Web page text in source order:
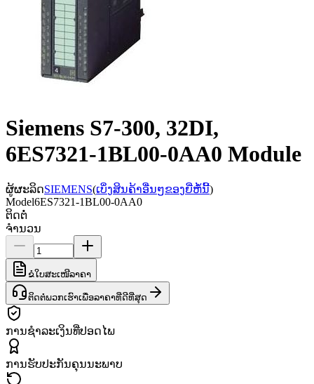
Siemens S7-300, 32DI,
6ES7321-1BL00-0AA0 Module
ຜູ້ຜະລິດSIEMENS(ເບິ່ງສິນຄ້າອື່ນໆຂອງຍີ່ຫໍ້ນີ້)
Model6ES7321-1BL00-0AA0
ຕິດຕໍ່
ຈຳນວນ
ຂໍໃບສະເໜີລາຄາ
ຕິດຕໍ່ພວກເຮົາເພື່ອລາຄາທີ່ດີທີ່ສຸດ
ການຊຳລະເງິນທີ່ປອດໄພ
ການຮັບປະກັນຄຸນນະພາບ